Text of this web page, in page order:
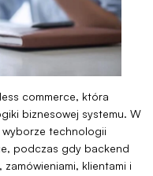
commerce, która
biznesowej systemu. W
technologii
podczas gdy backend
klientami i